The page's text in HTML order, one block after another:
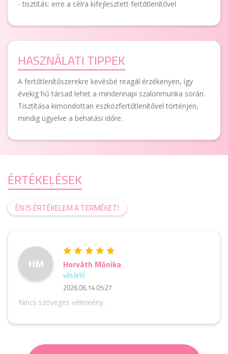
- tisztítás: erre a célra kifejlesztett fertőtlenítővel
HASZNÁLATI TIPPEK
A fertőtlenítőszerekre kevésbé reagál érzékenyen, így
évekig hű társad lehet a mindennapi szalonmunka során.
Tisztítása kimondottan eszközfertőtlenítővel történjen,
mindig ügyelve a behatási időre.
ÉRTÉKELÉSEK
ÉN IS ÉRTÉKELEM A TERMÉKET!
HM Horváth Mónika
vásárló
2026.06.14 05:27
Nincs szöveges vélemény.